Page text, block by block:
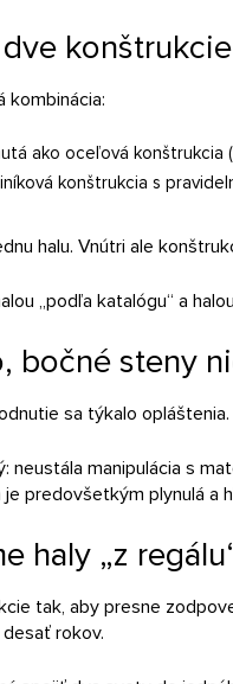
konštrukcie
kombinácia:
ako oceľová konštrukcia
konštrukcia s
halu. Vnútri ale
„podľa katalógu“ a
bočné steny
sa týkalo
neustála manipulácia s
predovšetkým plynulá a
haly „z
tak, aby presne
rokov.